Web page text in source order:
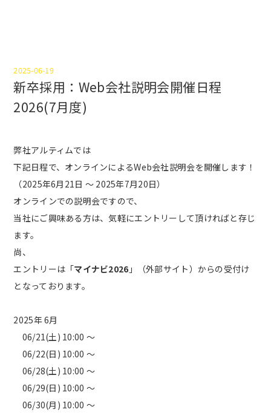
2025-06-19
新卒採用：Web会社説明会開催日程
2026(7月度)
弊社アルティムでは
下記日程で、オンラインによるWeb会社説明会を開催します！
（2025年6月21日 ～ 2025年7月20日）
オンラインでの説明会ですので、
当社にご興味ある方は、気軽にエントリーして頂ければと存じ
ます。
尚、
エントリーは「マイナビ2026 」（外部サイト）からの受付け
となっております。
2025年 6月
06/21(土) 10:00 ～
06/22(日) 10:00 ～
06/28(土) 10:00 ～
06/29(日) 10:00 ～
06/30(月) 10:00 ～